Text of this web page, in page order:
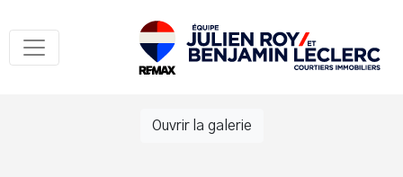
Ouvrir la galerie